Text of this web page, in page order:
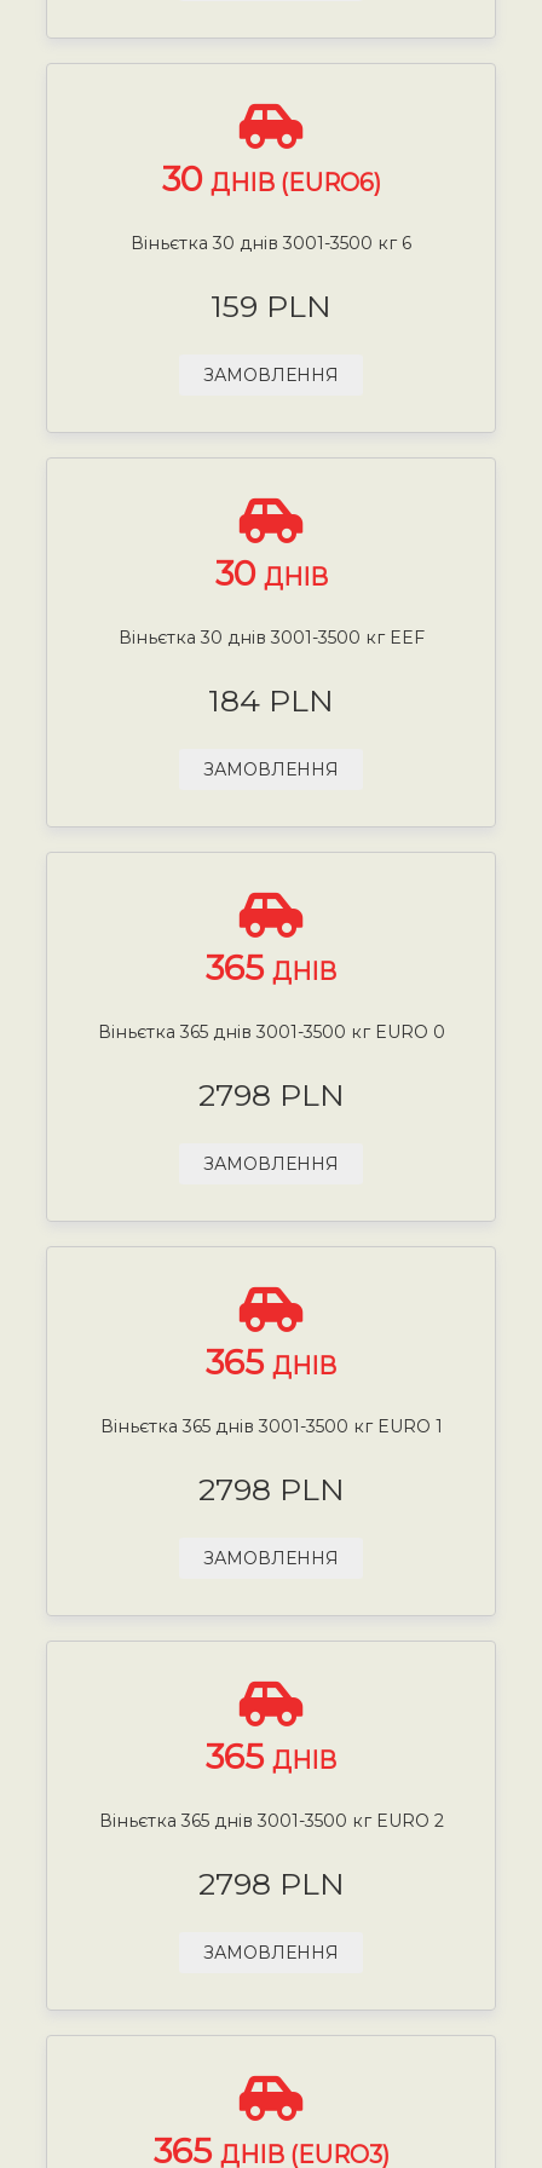
30 ДНІВ (EURO6)
Віньєтка 30 днів 3001-3500 кг 6
159 PLN
ЗАМОВЛЕННЯ
30 ДНІВ
Віньєтка 30 днів 3001-3500 кг EEF
184 PLN
ЗАМОВЛЕННЯ
365 ДНІВ
Віньєтка 365 днів 3001-3500 кг EURO 0
2798 PLN
ЗАМОВЛЕННЯ
365 ДНІВ
Віньєтка 365 днів 3001-3500 кг EURO 1
2798 PLN
ЗАМОВЛЕННЯ
365 ДНІВ
Віньєтка 365 днів 3001-3500 кг EURO 2
2798 PLN
ЗАМОВЛЕННЯ
365 ДНІВ (EURO3)